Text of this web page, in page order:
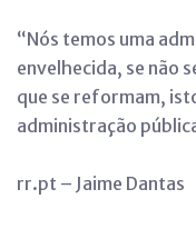
“Nós temos uma
envelhecida, se não
que se reformam,
administração
rr.pt – Jaime Dantas